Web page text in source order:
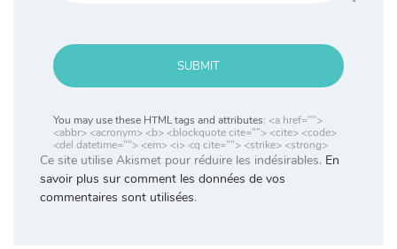
SUBMIT
You may use these HTML tags and attributes: <a href="">
<abbr> <acronym> <b> <blockquote cite=""> <cite> <code>
<del datetime=""> <em> <i> <q cite=""> <strike> <strong>
Ce site utilise Akismet pour réduire les indésirables. En
savoir plus sur comment les données de vos
commentaires sont utilisées.